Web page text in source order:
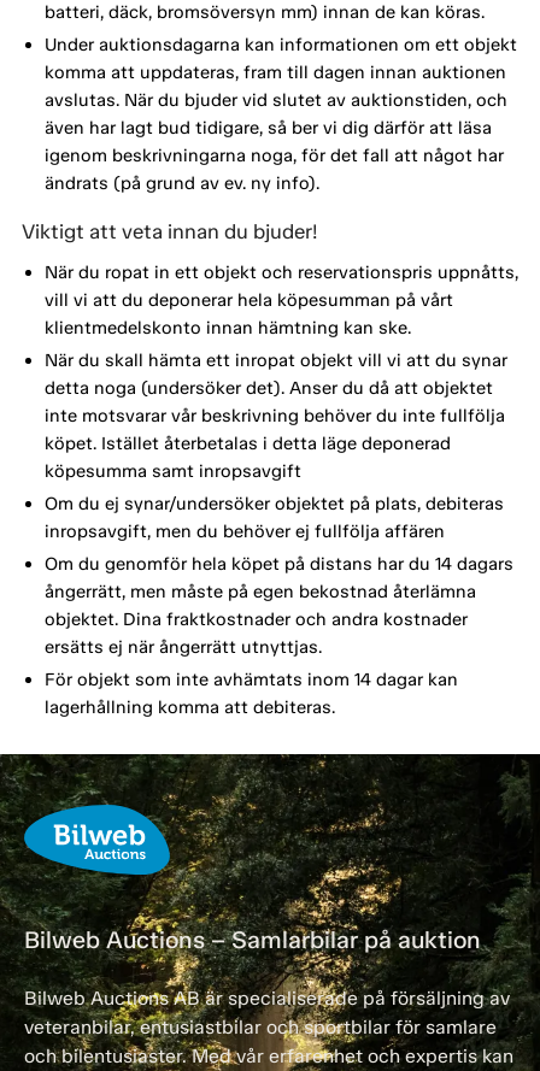
batteri, däck, bromsöversyn mm) innan de kan köras.
Under auktionsdagarna kan informationen om ett objekt
komma att uppdateras, fram till dagen innan auktionen
avslutas. När du bjuder vid slutet av auktionstiden, och
även har lagt bud tidigare, så ber vi dig därför att läsa
igenom beskrivningarna noga, för det fall att något har
ändrats (på grund av ev. ny info).
Viktigt att veta innan du bjuder!
När du ropat in ett objekt och reservationspris uppnåtts,
vill vi att du deponerar hela köpesumman på vårt
klientmedelskonto innan hämtning kan ske.
När du skall hämta ett inropat objekt vill vi att du synar
detta noga (undersöker det). Anser du då att objektet
inte motsvarar vår beskrivning behöver du inte fullfölja
köpet. Istället återbetalas i detta läge deponerad
köpesumma samt inropsavgift
Om du ej synar/undersöker objektet på plats, debiteras
inropsavgift, men du behöver ej fullfölja affären
Om du genomför hela köpet på distans har du 14 dagars
ångerrätt, men måste på egen bekostnad återlämna
objektet. Dina fraktkostnader och andra kostnader
ersätts ej när ångerrätt utnyttjas.
För objekt som inte avhämtats inom 14 dagar kan
lagerhållning komma att debiteras.
Bilweb Auctions – Samlarbilar på auktion
Bilweb Auctions AB är specialiserade på försäljning av
veteranbilar, entusiastbilar och sportbilar för samlare
och bilentusiaster. Med vår erfarenhet och expertis kan